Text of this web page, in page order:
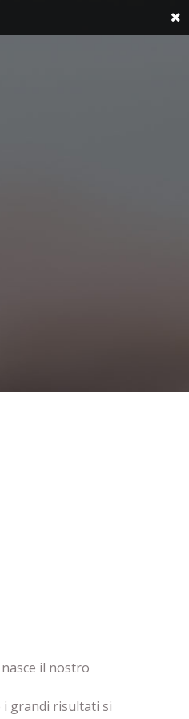
il nostro
i grandi risultati si